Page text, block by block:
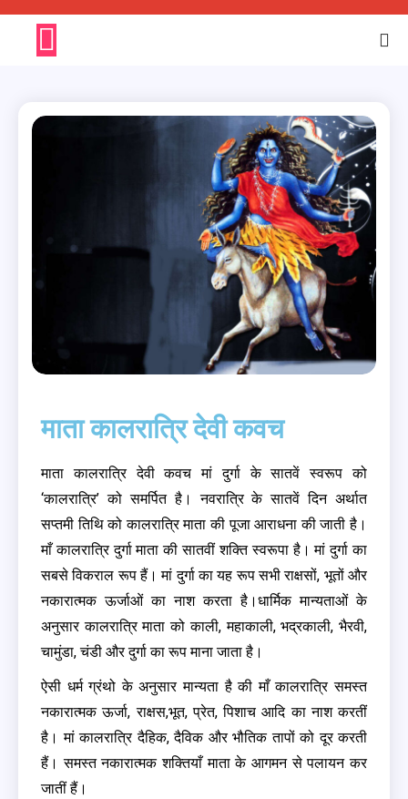
माता कालरात्रि देवी कवच
माता कालरात्रि देवी कवच मां दुर्गा के सातवें स्वरूप को
‘कालरात्रि’ को समर्पित है। नवरात्रि के सातवें दिन अर्थात
सप्तमी तिथि को कालरात्रि माता की पूजा आराधना की जाती है।
माँ कालरात्रि दुर्गा माता की सातवीं शक्ति स्वरूपा है। मां दुर्गा का
सबसे विकराल रूप हैं। मां दुर्गा का यह रूप सभी राक्षसों, भूतों और
नकारात्मक ऊर्जाओं का नाश करता है।धार्मिक मान्यताओं के
अनुसार कालरात्रि माता को काली, महाकाली, भद्रकाली, भैरवी,
चामुंडा, चंडी और दुर्गा का रूप माना जाता है।
ऐसी धर्म ग्रंथो के अनुसार मान्यता है की माँ कालरात्रि समस्त
नकारात्मक ऊर्जा, राक्षस,भूत, प्रेत, पिशाच आदि का नाश करतीं
है। मां कालरात्रि दैहिक, दैविक और भौतिक तापों को दूर करती
हैं। समस्त नकारात्मक शक्तियाँ माता के आगमन से पलायन कर
जातीं हैं।